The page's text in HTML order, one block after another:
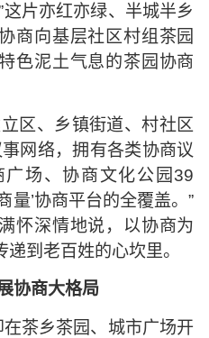
这片亦红亦绿、半城半乡
商向基层社区村组茶园
色泥土气息的茶园协商
、乡镇街道、村社区
事网络，拥有各类协商议
场、协商文化公园39
量’协商平台的全覆盖。”
怀深情地说，以协商为
到老百姓的心坎里。
协商大格局
茶乡茶园、城市广场开